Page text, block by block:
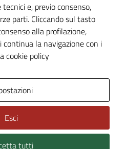
e, previo consenso,
parti. Cliccando sul tasto
alla profilazione,
la navigazione con i
cookie policy
Esci
tutti